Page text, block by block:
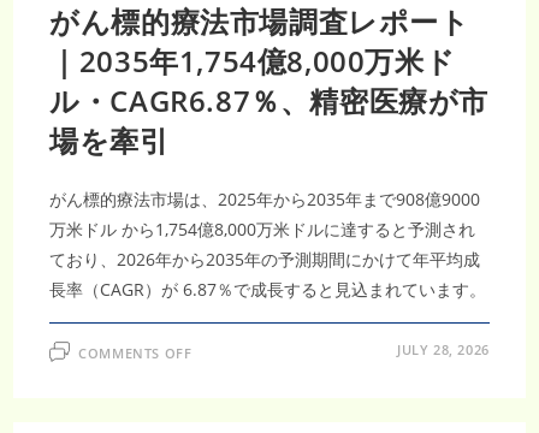
がん標的療法市場調査レポート
｜2035年1,754億8,000万米ド
ル・CAGR6.87％、精密医療が市
場を牽引
がん標的療法市場は、2025年から2035年まで908億9000
万米ドル から1,754億8,000万米ドルに達すると予測され
ており、2026年から2035年の予測期間にかけて年平均成
長率（CAGR）が 6.87％で成長すると見込まれています。
COMMENTS OFFON JULY 28, 2026